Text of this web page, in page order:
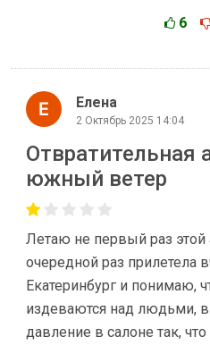
6
Елена
2 Октябрь 2025 14:04
Отвратительная
южный ветер
Летаю не первый раз этой
очередной раз прилетела
Екатеринбург и понимаю,
издеваются над людьми, в
давление в салоне так,